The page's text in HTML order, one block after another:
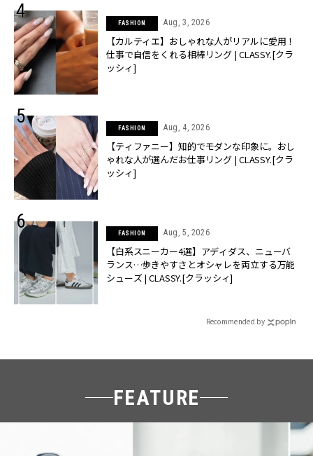
FASHION Aug, 3, 2026
【カルティエ】おしゃれな人がリアルに愛用！
仕事で自信をくれる相棒リング | CLASSY.[クラ
ッシィ]
FASHION Aug, 4, 2026
【ティファニー】知的でモダンな印象に。おし
ゃれな人が選んだお仕事リング | CLASSY.[クラ
ッシィ]
FASHION Aug, 5, 2026
【白系スニーカー4選】アディダス、ニューバ
ランス…歩きやすさとオシャレを両立する万能
シューズ | CLASSY.[クラッシィ]
Recommended by
FEATURE